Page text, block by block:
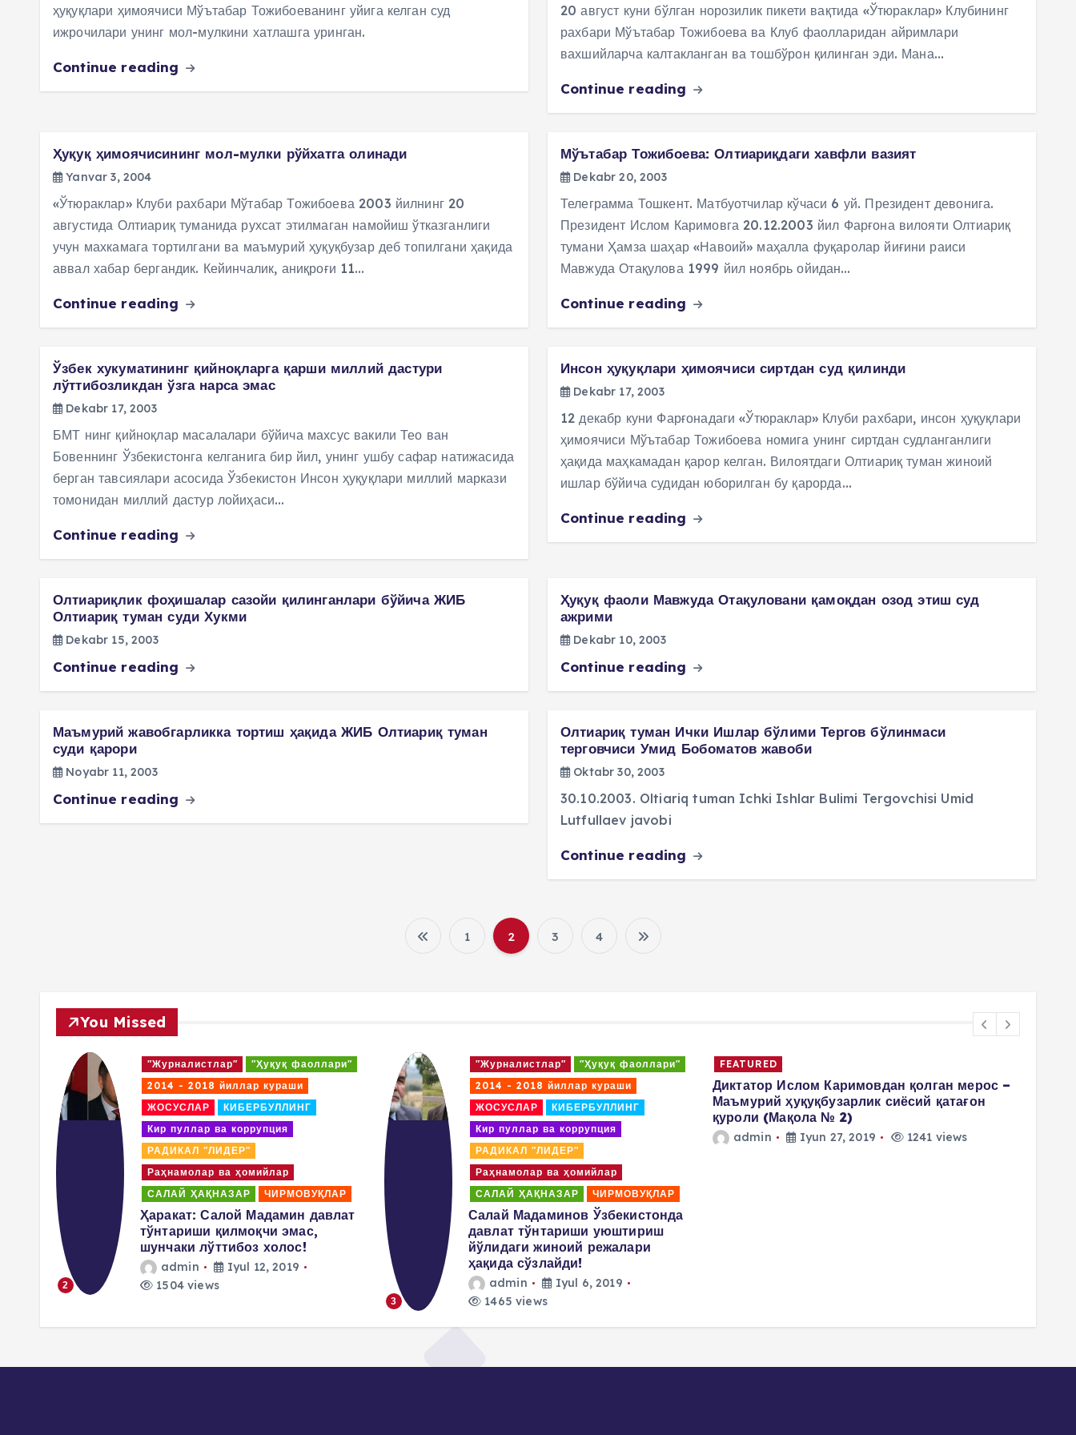
ҳуқуқлари ҳимоячиси Мўътабар Тожибоеванинг уйига келган суд
ижрочилари унинг мол-мулкини хатлашга уринган.
Continue reading
20 август куни бўлган норозилик пикети вақтида «Ўтюраклар» Клубининг
рахбари Мўътабар Тожибоева ва Клуб фаолларидан айримлари
вахшийларча калтакланган ва тошбўрон қилинган эди. Мана…
Continue reading
Ҳуқуқ ҳимоячисининг мол-мулки рўйхатга олинади
Yanvar 3, 2004
«Ўтюраклар» Клуби рахбари Мўтабар Тожибоева 2003 йилнинг 20
августида Олтиариқ туманида рухсат этилмаган намойиш ўтказганлиги
учун махкамага тортилгани ва маъмурий ҳуқуқбузар деб топилгани ҳақида
аввал хабар бергандик. Кейинчалик, аниқроғи 11…
Continue reading
Мўътабар Тожибоева: Олтиариқдаги хавфли вазият
Dekabr 20, 2003
Телеграмма Тошкент. Матбуотчилар кўчаси 6 уй. Президент девонига.
Президент Ислом Каримовга 20.12.2003 йил Фарғона вилояти Олтиариқ
тумани Ҳамза шаҳар «Навоий» маҳалла фуқаролар йиғини раиси
Мавжуда Отақулова 1999 йил ноябрь ойидан…
Continue reading
Ўзбек хукуматининг қийноқларга қарши миллий дастури
лўттибозликдан ўзга нарса эмас
Dekabr 17, 2003
БМТ нинг қийноқлар масалалари бўйича махсус вакили Тео ван
Бовеннинг Ўзбекистонга келганига бир йил, унинг ушбу сафар натижасида
берган тавсиялари асосида Ўзбекистон Инсон ҳуқуқлари миллий маркази
томонидан миллий дастур лойиҳаси…
Continue reading
Инсон ҳуқуқлари ҳимоячиси сиртдан суд қилинди
Dekabr 17, 2003
12 декабр куни Фарғонадаги «Ўтюраклар» Клуби рахбари, инсон ҳуқуқлари
ҳимоячиси Мўътабар Тожибоева номига унинг сиртдан судланганлиги
ҳақида маҳкамадан қарор келган. Вилоятдаги Олтиариқ туман жиноий
ишлар бўйича судидан юборилган бу қарорда…
Continue reading
Олтиариқлик фоҳишалар сазойи қилинганлари бўйича ЖИБ
Олтиариқ туман суди Хукми
Dekabr 15, 2003
Continue reading
Ҳуқуқ фаоли Мавжуда Отақуловани қамоқдан озод этиш суд
ажрими
Dekabr 10, 2003
Continue reading
Маъмурий жавобгарликка тортиш ҳақида ЖИБ Олтиариқ туман
суди қарори
Noyabr 11, 2003
Continue reading
Олтиариқ туман Ички Ишлар бўлими Тергов бўлинмаси
терговчиси Умид Бобоматов жавоби
Oktabr 30, 2003
30.10.2003. Oltiariq tuman Ichki Ishlar Bulimi Tergovchisi Umid
Lutfullaev javobi
Continue reading
s
t
s
p
a
g
i
n
1 2 3 4
You Missed
2
"Журналистлар"
"Ҳуқуқ фаоллари"
2014 - 2018 йиллар кураши
ЖОСУСЛАР
КИБЕРБУЛЛИНГ
Кир пуллар ва коррупция
РАДИКАЛ "ЛИДЕР"
Раҳнамолар ва ҳомийлар
САЛАЙ ҲАҚНАЗАР
ЧИРМОВУҚЛАР
Ҳаракат: Салой Мадамин давлат
тўнтариши қилмоқчи эмас,
шунчаки лўттибоз холос!
admin
Iyul 12, 2019
1504 views
3
"Журналистлар"
"Ҳуқуқ фаоллари"
2014 - 2018 йиллар кураши
ЖОСУСЛАР
КИБЕРБУЛЛИНГ
Кир пуллар ва коррупция
РАДИКАЛ "ЛИДЕР"
Раҳнамолар ва ҳомийлар
САЛАЙ ҲАҚНАЗАР
ЧИРМОВУҚЛАР
Салай Мадаминов Ўзбекистонда
давлат тўнтариши уюштириш
йўлидаги жиноий режалари
ҳақида сўзлайди!
admin
Iyul 6, 2019
1465 views
FEATURED
Диктатор Ислом Каримовдан қолган мерос –
Маъмурий ҳуқуқбузарлик сиёсий қатағон
қуроли (Мақола № 2)
admin Iyun 27, 2019 1241 views